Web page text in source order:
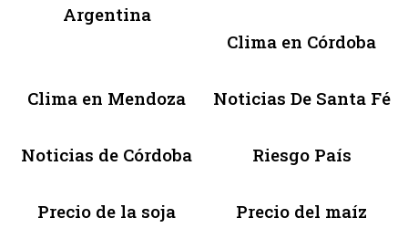
Argentina
Clima en Córdoba
Clima en Mendoza Noticias De Santa Fé
Noticias de Córdoba Riesgo País
Precio de la soja Precio del maíz